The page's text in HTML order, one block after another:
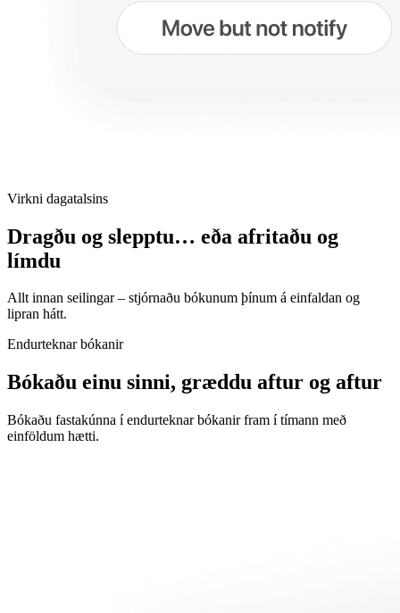
Virkni dagatalsins
Dragðu og slepptu… eða afritaðu og
límdu
Allt innan seilingar – stjórnaðu bókunum þínum á einfaldan og
lipran hátt.
Endurteknar bókanir
Bókaðu einu sinni, græddu aftur og aftur
Bókaðu fastakúnna í endurteknar bókanir fram í tímann með
einföldum hætti.